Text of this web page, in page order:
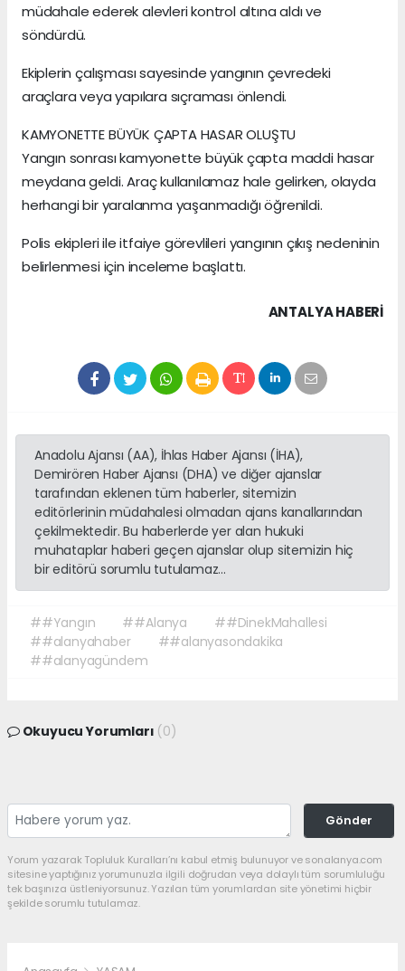
müdahale ederek alevleri kontrol altına aldı ve
söndürdü.
Ekiplerin çalışması sayesinde yangının çevredeki
araçlara veya yapılara sıçraması önlendi.
KAMYONETTE BÜYÜK ÇAPTA HASAR OLUŞTU
Yangın sonrası kamyonette büyük çapta maddi hasar
meydana geldi. Araç kullanılamaz hale gelirken, olayda
herhangi bir yaralanma yaşanmadığı öğrenildi.
Polis ekipleri ile itfaiye görevlileri yangının çıkış nedeninin
belirlenmesi için inceleme başlattı.
ANTALYA HABERİ
Anadolu Ajansı (AA), İhlas Haber Ajansı (İHA),
Demirören Haber Ajansı (DHA) ve diğer ajanslar
tarafından eklenen tüm haberler, sitemizin
editörlerinin müdahalesi olmadan ajans kanallarından
çekilmektedir. Bu haberlerde yer alan hukuki
muhataplar haberi geçen ajanslar olup sitemizin hiç
bir editörü sorumlu tutulamaz...
##Yangın ##Alanya
##DinekMahallesi
##alanyahaber
##alanyasondakika
##alanyagündem
Okuyucu Yorumları (0)
Gönder
Yorum yazarak Topluluk Kuralları’nı kabul etmiş bulunuyor ve sonalanya.com
sitesine yaptığınız yorumunuzla ilgili doğrudan veya dolaylı tüm sorumluluğu
tek başınıza üstleniyorsunuz. Yazılan tüm yorumlardan site yönetimi hiçbir
şekilde sorumlu tutulamaz.